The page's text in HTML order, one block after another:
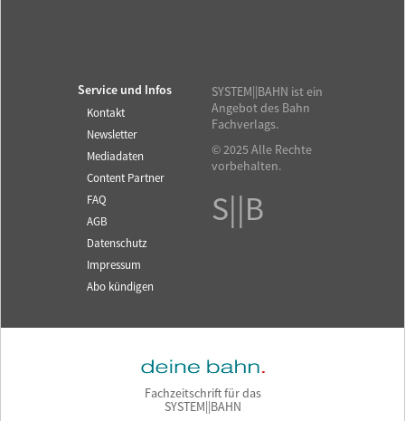
Service und Infos
Kontakt
Newsletter
Mediadaten
Content Partner
FAQ
AGB
Datenschutz
Impressum
Abo kündigen
SYSTEM||BAHN ist ein
Angebot des Bahn
Fachverlags.
© 2025 Alle Rechte
vorbehalten.
S||B
Fachzeitschrift für das
SYSTEM||BAHN